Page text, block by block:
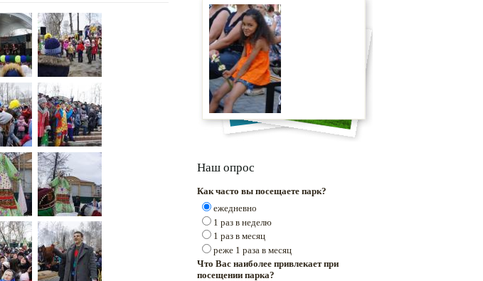
Наш опрос
Как часто вы посещаете парк?
ежедневно
1 раз в неделю
1 раз в месяц
реже 1 раза в месяц
Что Вас наиболее привлекает при
посещении парка?